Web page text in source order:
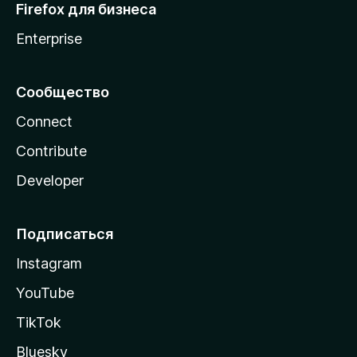
Firefox для бизнеса
Enterprise
Сообщество
Connect
Contribute
Developer
Подписаться
Instagram
YouTube
TikTok
Bluesky